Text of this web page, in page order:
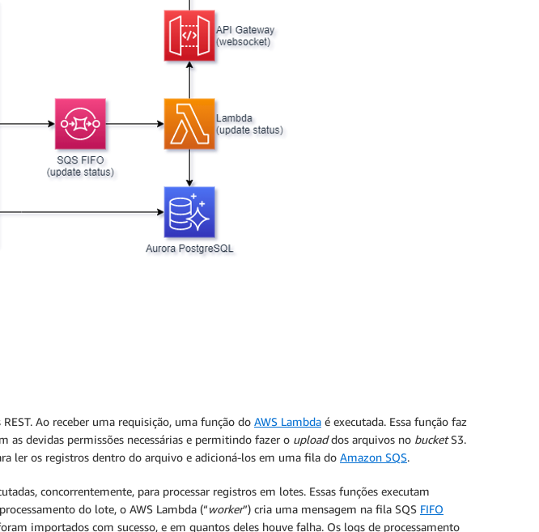
Ao receber uma requisição, uma função do AWS Lambda é executada. Essa função faz
as devidas permissões necessárias e permitindo fazer o uploaddos arquivos no bucketS3.
ler os registros dentro do arquivo e adicioná-los em uma fila do Amazon SQS.
concorrentemente, para processar registros em lotes. Essas funções executam
do lote, o AWS Lambda (“worker”) cria uma mensagem na fila SQS FIFO
importados com sucesso, e em quantos deles houve falha. Os logs de processamento